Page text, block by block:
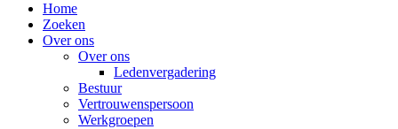
Home
Zoeken
Over ons
Over ons
Ledenvergadering
Bestuur
Vertrouwenspersoon
Werkgroepen